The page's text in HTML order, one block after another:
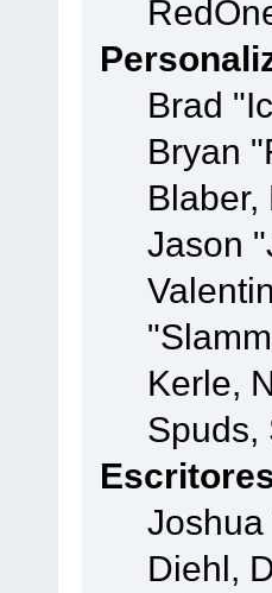
Brad
Bryan
Blaber,
Jason
Kerle,
Spuds,
Diehl,